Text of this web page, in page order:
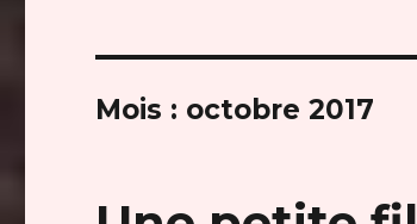
Mois : octobre 2017